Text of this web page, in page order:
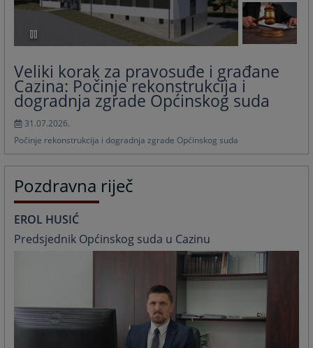
Veliki korak za pravosuđe i građane
Cazina: Počinje rekonstrukcija i
dogradnja zgrade Općinskog suda
31.07.2026.
Počinje rekonstrukcija i dogradnja zgrade Općinskog suda
Pozdravna riječ
EROL HUSIĆ
Predsjednik Općinskog suda u Cazinu